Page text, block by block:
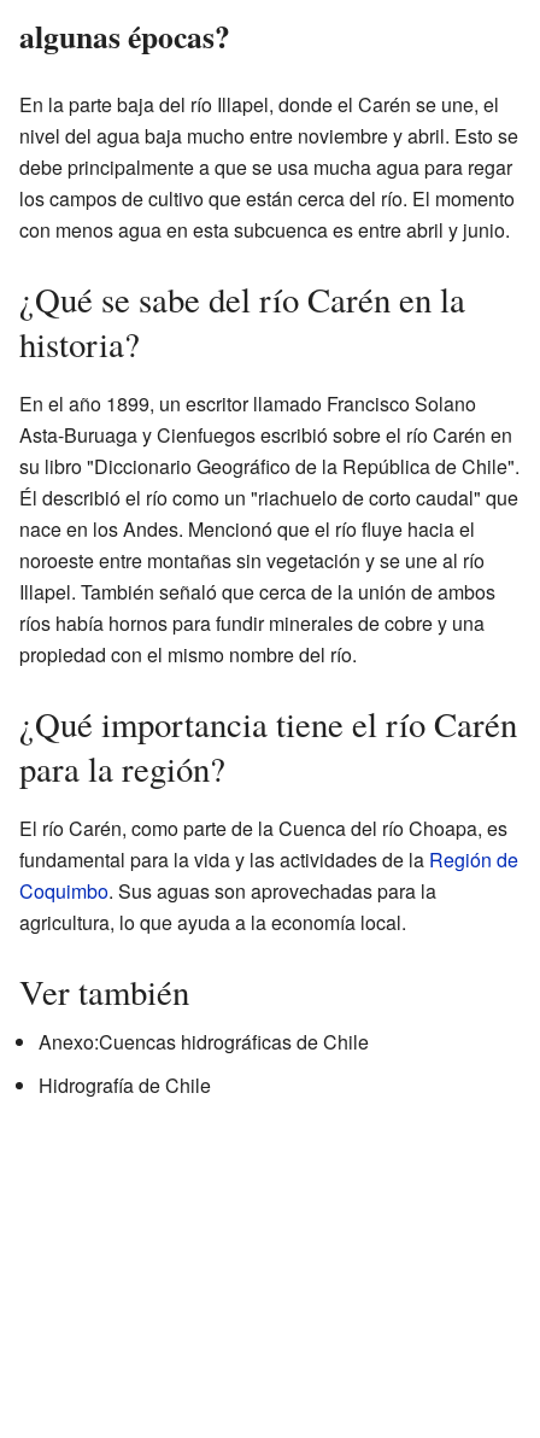
algunas épocas?
En la parte baja del río Illapel, donde el Carén se une, el
nivel del agua baja mucho entre noviembre y abril. Esto se
debe principalmente a que se usa mucha agua para regar
los campos de cultivo que están cerca del río. El momento
con menos agua en esta subcuenca es entre abril y junio.
¿Qué se sabe del río Carén en la
historia?
En el año 1899, un escritor llamado Francisco Solano
Asta-Buruaga y Cienfuegos escribió sobre el río Carén en
su libro "Diccionario Geográfico de la República de Chile".
Él describió el río como un "riachuelo de corto caudal" que
nace en los Andes. Mencionó que el río fluye hacia el
noroeste entre montañas sin vegetación y se une al río
Illapel. También señaló que cerca de la unión de ambos
ríos había hornos para fundir minerales de cobre y una
propiedad con el mismo nombre del río.
¿Qué importancia tiene el río Carén
para la región?
El río Carén, como parte de la Cuenca del río Choapa, es
fundamental para la vida y las actividades de la Región de
Coquimbo. Sus aguas son aprovechadas para la
agricultura, lo que ayuda a la economía local.
Ver también
Anexo:Cuencas hidrográficas de Chile
Hidrografía de Chile